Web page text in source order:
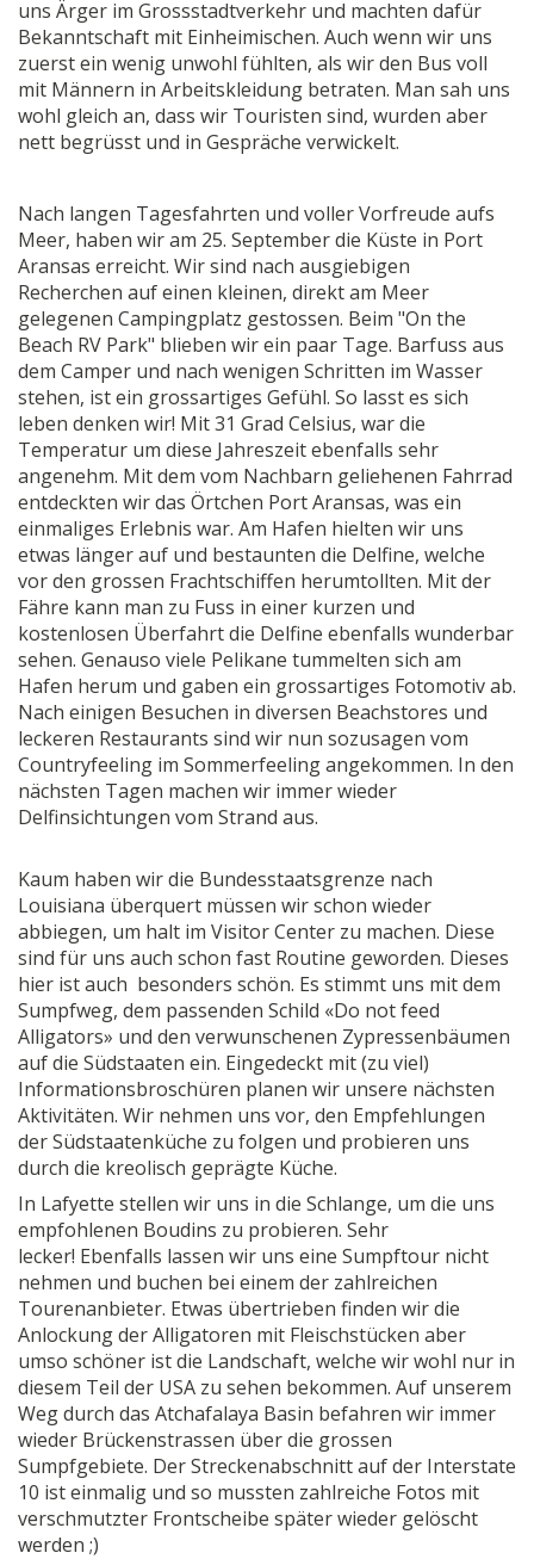
uns Ärger im Grossstadtverkehr und machten dafür
Bekanntschaft mit Einheimischen. Auch wenn wir uns
zuerst ein wenig unwohl fühlten, als wir den Bus voll
mit Männern in Arbeitskleidung betraten. Man sah uns
wohl gleich an, dass wir Touristen sind, wurden aber
nett begrüsst und in Gespräche verwickelt.
Nach langen Tagesfahrten und voller Vorfreude aufs
Meer, haben wir am 25. September die Küste in Port
Aransas erreicht. Wir sind nach ausgiebigen
Recherchen auf einen kleinen, direkt am Meer
gelegenen Campingplatz gestossen. Beim "On the
Beach RV Park" blieben wir ein paar Tage. Barfuss aus
dem Camper und nach wenigen Schritten im Wasser
stehen, ist ein grossartiges Gefühl. So lasst es sich
leben denken wir! Mit 31 Grad Celsius, war die
Temperatur um diese Jahreszeit ebenfalls sehr
angenehm. Mit dem vom Nachbarn geliehenen Fahrrad
entdeckten wir das Örtchen Port Aransas, was ein
einmaliges Erlebnis war. Am Hafen hielten wir uns
etwas länger auf und bestaunten die Delfine, welche
vor den grossen Frachtschiffen herumtollten. Mit der
Fähre kann man zu Fuss in einer kurzen und
kostenlosen Überfahrt die Delfine ebenfalls wunderbar
sehen. Genauso viele Pelikane tummelten sich am
Hafen herum und gaben ein grossartiges Fotomotiv ab.
Nach einigen Besuchen in diversen Beachstores und
leckeren Restaurants sind wir nun sozusagen vom
Countryfeeling im Sommerfeeling angekommen. In den
nächsten Tagen machen wir immer wieder
Delfinsichtungen vom Strand aus.
Kaum haben wir die Bundesstaatsgrenze nach
Louisiana überquert müssen wir schon wieder
abbiegen, um halt im Visitor Center zu machen. Diese
sind für uns auch schon fast Routine geworden. Dieses
hier ist auch besonders schön. Es stimmt uns mit dem
Sumpfweg, dem passenden Schild «Do not feed
Alligators» und den verwunschenen Zypressenbäumen
auf die Südstaaten ein. Eingedeckt mit (zu viel)
Informationsbroschüren planen wir unsere nächsten
Aktivitäten. Wir nehmen uns vor, den Empfehlungen
der Südstaatenküche zu folgen und probieren uns
durch die kreolisch geprägte Küche.
In Lafyette stellen wir uns in die Schlange, um die uns
empfohlenen Boudins zu probieren. Sehr
lecker! Ebenfalls lassen wir uns eine Sumpftour nicht
nehmen und buchen bei einem der zahlreichen
Tourenanbieter. Etwas übertrieben finden wir die
Anlockung der Alligatoren mit Fleischstücken aber
umso schöner ist die Landschaft, welche wir wohl nur in
diesem Teil der USA zu sehen bekommen. Auf unserem
Weg durch das Atchafalaya Basin befahren wir immer
wieder Brückenstrassen über die grossen
Sumpfgebiete. Der Streckenabschnitt auf der Interstate
10 ist einmalig und so mussten zahlreiche Fotos mit
verschmutzter Frontscheibe später wieder gelöscht
werden ;)